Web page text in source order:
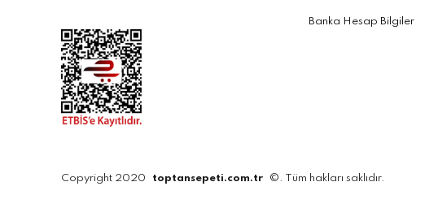
Banka Hesap Bilgiler
Copyright 2020 toptansepeti.com.tr ©. Tüm hakları saklıdır.